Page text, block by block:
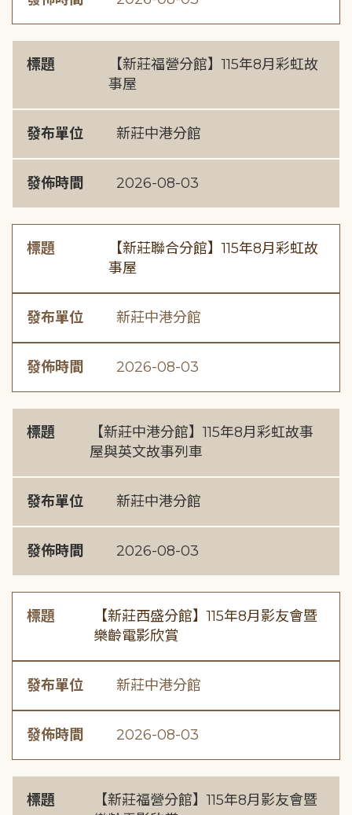
標題
【新莊福營分館】115年8月彩虹故
事屋
發布單位 新莊中港分館
發佈時間 2026-08-03
標題
【新莊聯合分館】115年8月彩虹故
事屋
發布單位 新莊中港分館
發佈時間 2026-08-03
標題
【新莊中港分館】115年8月彩虹故事
屋與英文故事列車
發布單位 新莊中港分館
發佈時間 2026-08-03
標題
【新莊西盛分館】115年8月影友會暨
樂齡電影欣賞
發布單位 新莊中港分館
發佈時間 2026-08-03
標題
【新莊福營分館】115年8月影友會暨